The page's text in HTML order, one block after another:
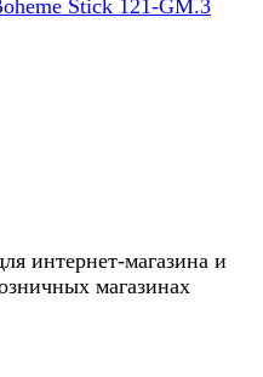
интернет-магазина и
магазинах